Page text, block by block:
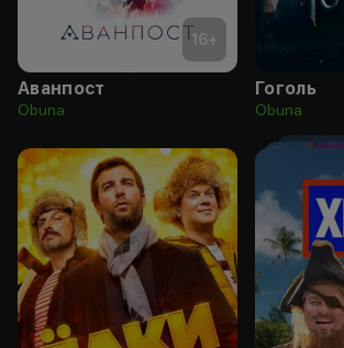
16+
Аванпост
Obuna
Гоголь
Obuna